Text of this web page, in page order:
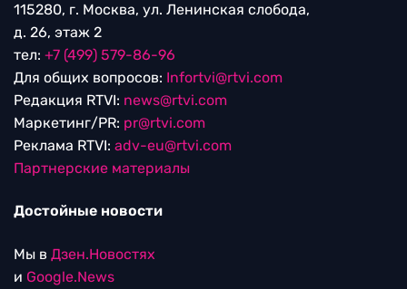
115280, г. Москва, ул. Ленинская слобода,
д. 26, этаж 2
тел: +7 (499) 579-86-96
Для общих вопросов: Infortvi@rtvi.com
Редакция RTVI: news@rtvi.com
Маркетинг/PR: pr@rtvi.com
Реклама RTVI: adv-eu@rtvi.com
Партнерские материалы
Достойные новости
Мы в Дзен.Новостях
и Google.News